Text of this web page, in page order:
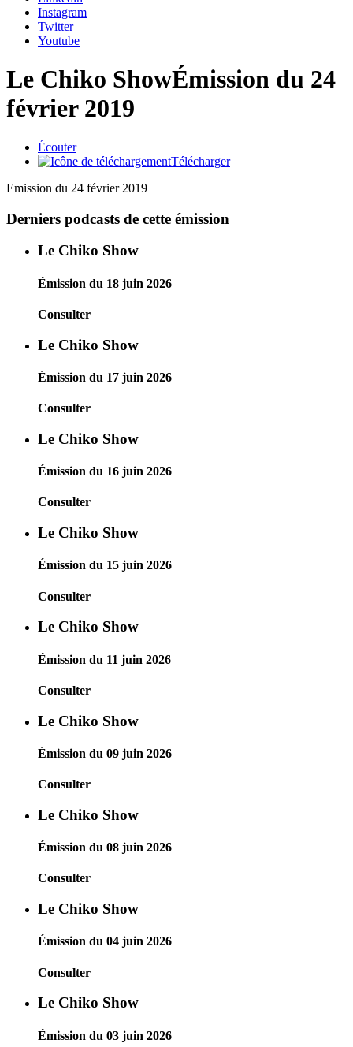
Instagram
Twitter
Youtube
Le Chiko ShowÉmission du 24
février 2019
Écouter
Télécharger
Emission du 24 février 2019
Derniers podcasts de cette émission
Le Chiko Show
Émission du 18 juin 2026
Consulter
Le Chiko Show
Émission du 17 juin 2026
Consulter
Le Chiko Show
Émission du 16 juin 2026
Consulter
Le Chiko Show
Émission du 15 juin 2026
Consulter
Le Chiko Show
Émission du 11 juin 2026
Consulter
Le Chiko Show
Émission du 09 juin 2026
Consulter
Le Chiko Show
Émission du 08 juin 2026
Consulter
Le Chiko Show
Émission du 04 juin 2026
Consulter
Le Chiko Show
Émission du 03 juin 2026